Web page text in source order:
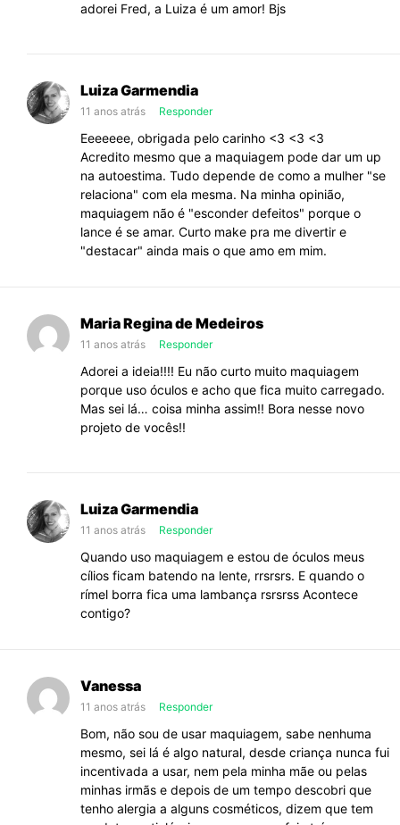
adorei Fred, a Luiza é um amor! Bjs
Luiza Garmendia
11 anos atrás Responder
Eeeeeee, obrigada pelo carinho <3 <3 <3
Acredito mesmo que a maquiagem pode dar um up
na autoestima. Tudo depende de como a mulher "se
relaciona" com ela mesma. Na minha opinião,
maquiagem não é "esconder defeitos" porque o
lance é se amar. Curto make pra me divertir e
"destacar" ainda mais o que amo em mim.
Maria Regina de Medeiros
11 anos atrás Responder
Adorei a ideia!!!! Eu não curto muito maquiagem
porque uso óculos e acho que fica muito carregado.
Mas sei lá… coisa minha assim!! Bora nesse novo
projeto de vocês!!
Luiza Garmendia
11 anos atrás Responder
Quando uso maquiagem e estou de óculos meus
cílios ficam batendo na lente, rrsrsrs. E quando o
rímel borra fica uma lambança rsrsrss Acontece
contigo?
Vanessa
11 anos atrás Responder
Bom, não sou de usar maquiagem, sabe nenhuma
mesmo, sei lá é algo natural, desde criança nunca fui
incentivada a usar, nem pela minha mãe ou pelas
minhas irmãs e depois de um tempo descobri que
tenho alergia a alguns cosméticos, dizem que tem